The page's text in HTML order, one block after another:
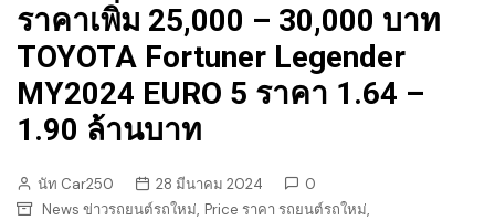
ราคาเพิ่ม 25,000 – 30,000 บาท
TOYOTA Fortuner Legender
MY2024 EURO 5 ราคา 1.64 –
1.90 ล้านบาท
นัท Car250 28 มีนาคม 2024
0
News ข่าวรถยนต์รถใหม่, Price ราคา รถยนต์รถใหม่,